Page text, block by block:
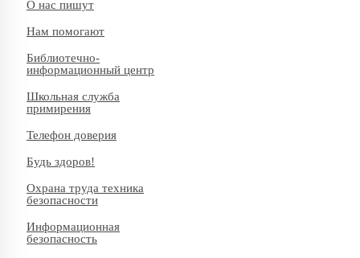
О нас пишут
Нам помогают
Библиотечно-
информационный центр
Школьная служба
примирения
Телефон доверия
Будь здоров!
Охрана труда техника
безопасности
Информационная
безопасность